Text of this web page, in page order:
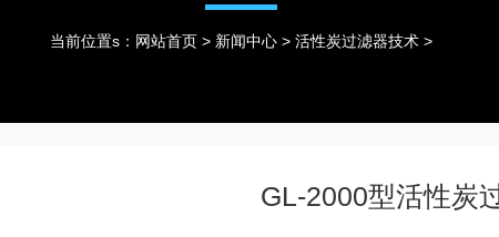
当前位置s： 网站首页> 新闻中心> 活性炭过滤器技术>
GL-2000型活性炭